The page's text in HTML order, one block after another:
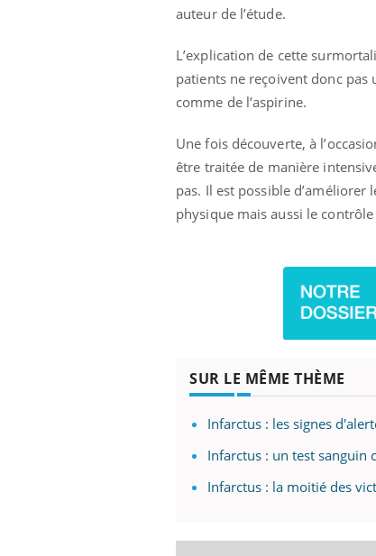
auteur de l’étude.
L’explication de cette
patients ne reçoivent donc
comme de l’aspirine.
Une fois découverte, à
être traitée de manière
pas. Il est possible d’améliorer
physique mais aussi le
SUR LE MÊME THÈME
Infarctus : les signes
Infarctus : un test sanguin
Infarctus : la moitié des